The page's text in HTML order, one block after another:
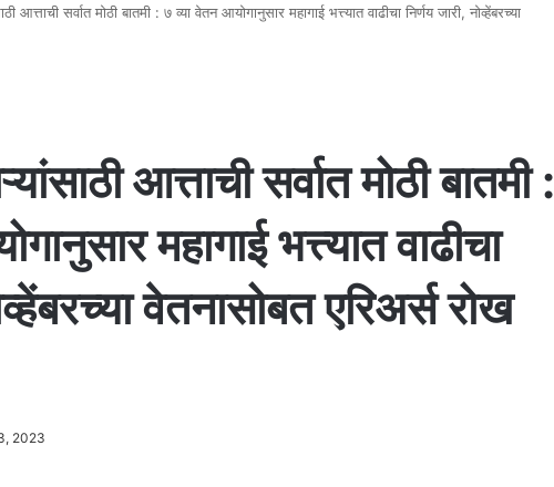
आत्ताची सर्वात मोठी बातमी : ७ व्या वेतन आयोगानुसार महागाई भत्त्यात वाढीचा निर्णय जारी, नोव्हेंबरच्या
आत्ताची सर्वात मोठी बातमी :
महागाई भत्त्यात वाढीचा
वेतनासोबत एरिअर्स रोख
2023